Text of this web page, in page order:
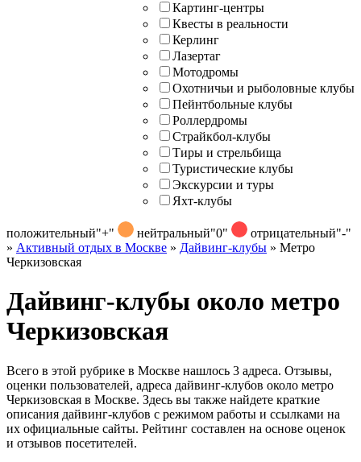
Картинг-центры
Квесты в реальности
Керлинг
Лазертаг
Мотодромы
Охотничьи и рыболовные клубы
Пейнтбольные клубы
Роллердромы
Страйкбол-клубы
Тиры и стрельбища
Туристические клубы
Экскурсии и туры
Яхт-клубы
положительный"+" нейтральный"0" отрицательный"-"
» Активный отдых в Москве » Дайвинг-клубы » Метро
Черкизовская
Дайвинг-клубы около метро
Черкизовская
Всего в этой рубрике в Москве нашлось 3 адреса. Отзывы,
оценки пользователей, адреса дайвинг-клубов около метро
Черкизовская в Москве. Здесь вы также найдете краткие
описания дайвинг-клубов с режимом работы и ссылками на
их официальные сайты. Рейтинг составлен на основе оценок
и отзывов посетителей.